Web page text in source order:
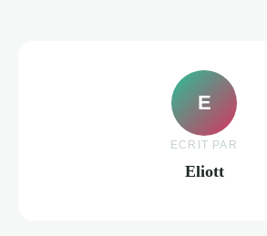
E
ECRIT PAR
Eliott